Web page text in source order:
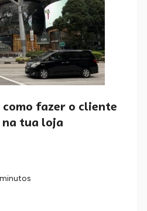
fazer o cliente
tua loja